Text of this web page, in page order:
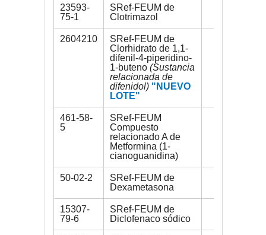
23593-
75-1
SRef-FEUM de
Clotrimazol
2604210
SRef-FEUM de
Clorhidrato de 1,1-
difenil-4-piperidino-
1-buteno (Sustancia
relacionada de
difenidol) "NUEVO
LOTE"
461-58-
5
SRef-FEUM
Compuesto
relacionado A de
Metformina (1-
cianoguanidina)
50-02-2
SRef-FEUM de
Dexametasona
15307-
79-6
SRef-FEUM de
Diclofenaco sódico